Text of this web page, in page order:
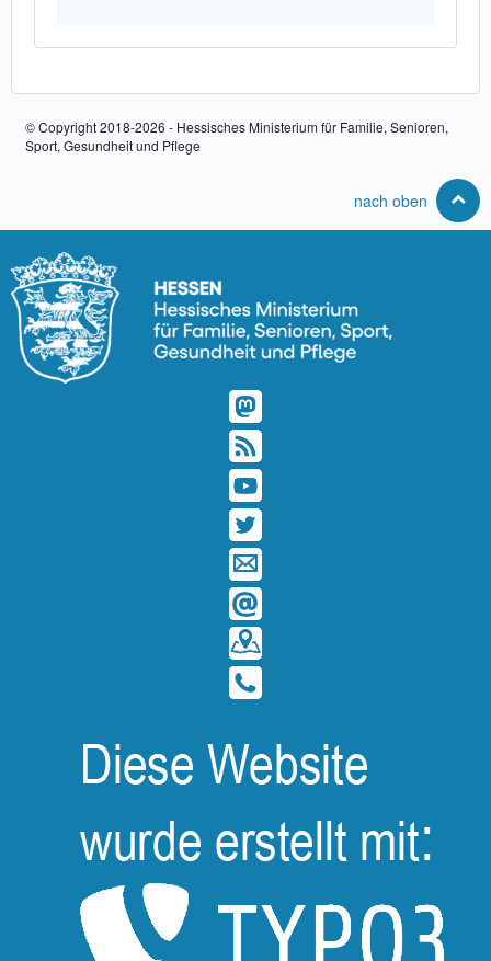
© Copyright 2018-2026 - Hessisches Ministerium für Familie, Senioren,
Sport, Gesundheit und Pflege
nach oben